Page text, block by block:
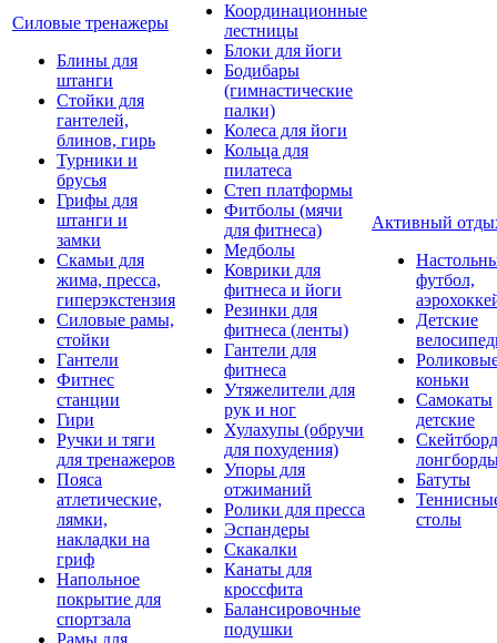
Силовые тренажеры
Блины для
штанги
Стойки для
гантелей,
блинов, гирь
Турники и
брусья
Грифы для
штанги и
замки
Скамьи для
жима, пресса,
гиперэкстензия
Силовые рамы,
стойки
Гантели
Фитнес
станции
Гири
Ручки и тяги
для тренажеров
Пояса
атлетические,
лямки,
накладки на
гриф
Напольное
покрытие для
спортзала
Рамы для
Координационные
лестницы
Блоки для йоги
Бодибары
(гимнастические
палки)
Колеса для йоги
Кольца для
пилатеса
Степ платформы
Фитболы (мячи
для фитнеса)
Медболы
Коврики для
фитнеса и йоги
Резинки для
фитнеса (ленты)
Гантели для
фитнеса
Утяжелители для
рук и ног
Хулахупы (обручи
для похудения)
Упоры для
отжиманий
Ролики для пресса
Эспандеры
Скакалки
Канаты для
кроссфита
Балансировочные
подушки
Активный
футбол,
Детские
коньки
Самокаты
детские
Батуты
столы